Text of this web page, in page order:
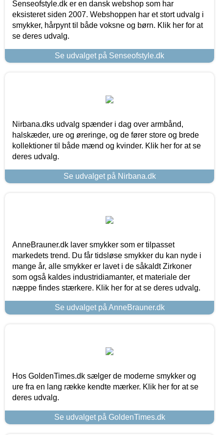
Senseofstyle.dk er en dansk webshop som har
eksisteret siden 2007. Webshoppen har et stort udvalg i
smykker, hårpynt til både voksne og børn. Klik her for at
se deres udvalg.
Se udvalget på Senseofstyle.dk
Nirbana.dks udvalg spænder i dag over armbånd,
halskæder, ure og øreringe, og de fører store og brede
kollektioner til både mænd og kvinder. Klik her for at se
deres udvalg.
Se udvalget på Nirbana.dk
AnneBrauner.dk laver smykker som er tilpasset
markedets trend. Du får tidsløse smykker du kan nyde i
mange år, alle smykker er lavet i de såkaldt Zirkoner
som også kaldes industridiamanter, et materiale der
næppe findes stærkere. Klik her for at se deres udvalg.
Se udvalget på AnneBrauner.dk
Hos GoldenTimes.dk sælger de moderne smykker og
ure fra en lang række kendte mærker. Klik her for at se
deres udvalg.
Se udvalget på GoldenTimes.dk